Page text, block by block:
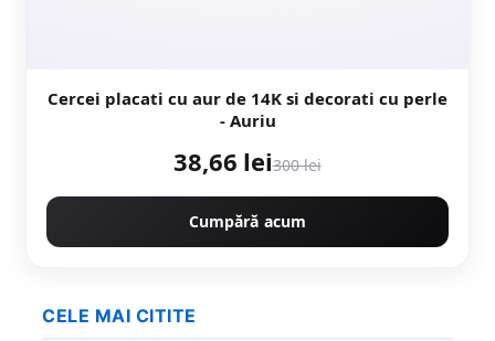
Cercei placati cu aur de 14K si decorati cu perle
- Auriu
38,66 lei300 lei
Cumpără acum
CELE MAI CITITE